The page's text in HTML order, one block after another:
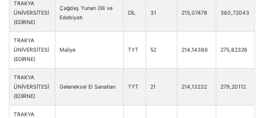
TRAKYA
ÜNİVERSİTESİ
(EDİRNE)
Çağdaş Yunan Dili ve
Edebiyatı
DİL 31 215,07478 360,72043
TRAKYA
ÜNİVERSİTESİ
(EDİRNE)
Maliye TYT 52 214,14386 275,82326
TRAKYA
ÜNİVERSİTESİ
(EDİRNE)
Geleneksel El Sanatları TYT 21 214,13232 279,20112
TRAKYA